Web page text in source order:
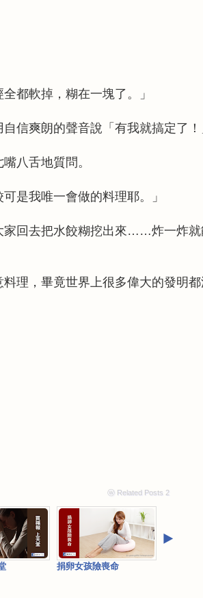
都軟掉，糊在一塊了。」
信爽朗的聲音說「有我就搞定了！
八舌地質問。
是我唯一會做的料理耶。」
家回去把水餃糊挖出來……炸一炸
理，畢竟世界上很多偉大的發明都
ⓦ Related Posts 2
捐卵女孩險喪命
‣